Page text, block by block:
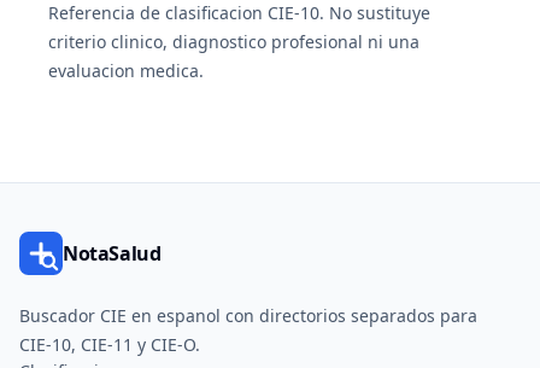
Referencia de clasificacion CIE-10. No sustituye
criterio clinico, diagnostico profesional ni una
evaluacion medica.
NotaSalud
Buscador CIE en espanol con directorios separados para
CIE-10, CIE-11 y CIE-O.